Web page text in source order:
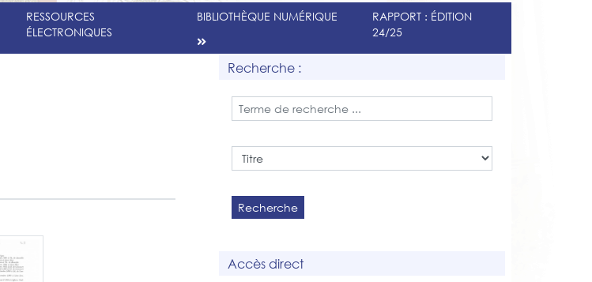
RESSOURCES
ÉLECTRONIQUES
BIBLIOTHÈQUE NUMÉRIQUE
RAPPORT : ÉDITION
24/25
Recherche :
Recherche
Accès direct